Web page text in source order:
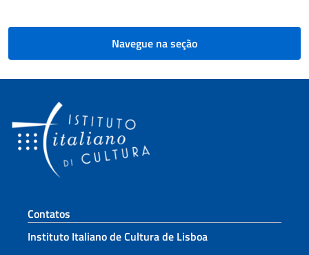
Navegue na seção
Seção de rodapé
Contatos
Instituto Italiano de Cultura de Lisboa